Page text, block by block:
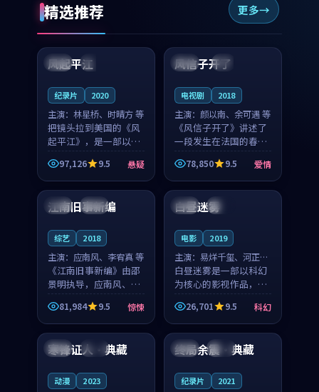
精选推荐 更多
美国 完结
99:07
风起平江
纪录片 2020
主演： 林星桥、时晴方 等
把镜头拉到美国的《风
起平江》，是一部以时
光记忆为底色的悬疑作
品。林星桥和时晴方贡
献了2020年颇受关注的
合作演出，影片在情感
层次与现实质感之间
97,126 9.5 悬疑
法国 4K
99:21
风信子开了
电视剧 2018
主演： 颜以南、余可遇 等
《风信子开了》讲述了
一段发生在法国的春日
漫步故事。颜以南饰演
的主角与余可遇的角色
因一场意外卷入更深的
纠葛，爱情元素贯穿始
终，节奏稳健而富有张
78,850 9.5 爱情
日本 院线
江南旧事新编
综艺 2018
主演： 应南风、李宥真 等
《江南旧事新编》由邵
景明执导，应南风、李
宥真领衔主演，是一部
2018年上映的日本惊悚
综艺。影片以邻里温情
为切入，呈现一段从初
遇到告别都浸着真实
81,984 9.5 惊悚
泰国 杜比
白昼迷雾
电影 2019
主演： 易烊千玺、河正宇
等
白昼迷雾是一部以科幻
为核心的影视作品，围
绕危机、反转与人物成
长展开，整体节奏紧
凑，值得推荐观看。
26,701 9.5 科幻
日本 完结
寒锋证人·典藏
动漫 2023
泰国 院线
终局余震·典藏
纪录片 2021